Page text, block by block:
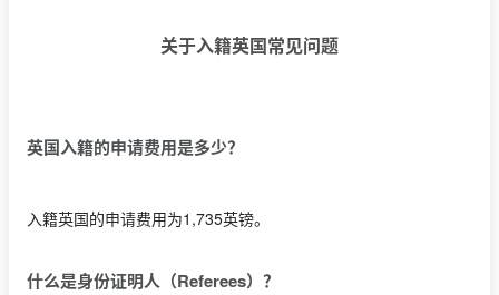
关于入籍英国常见问题
英国入籍的申请费用是多少？
入籍英国的申请费用为1,735英镑。
什么是身份证明人（Referees）？